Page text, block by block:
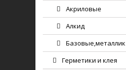
Акриловые
Алкид
Базовые,металлик
Герметики и клея